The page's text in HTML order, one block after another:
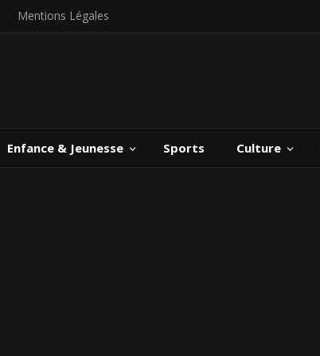
Mentions Légales
Enfance & Jeunesse Sports Culture